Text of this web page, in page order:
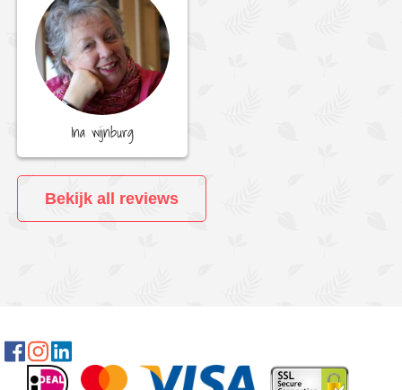
Ina wijnburg
Bekijk all reviews